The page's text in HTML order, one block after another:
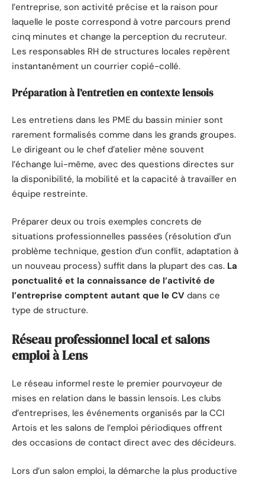
l’entreprise, son activité précise et la raison pour
laquelle le poste correspond à votre parcours prend
cinq minutes et change la perception du recruteur.
Les responsables RH de structures locales repèrent
instantanément un courrier copié-collé.
Préparation à l’entretien en contexte lensois
Les entretiens dans les PME du bassin minier sont
rarement formalisés comme dans les grands groupes.
Le dirigeant ou le chef d’atelier mène souvent
l’échange lui-même, avec des questions directes sur
la disponibilité, la mobilité et la capacité à travailler en
équipe restreinte.
Préparer deux ou trois exemples concrets de
situations professionnelles passées (résolution d’un
problème technique, gestion d’un conflit, adaptation à
un nouveau process) suffit dans la plupart des cas. La
ponctualité et la connaissance de l’activité de
l’entreprise comptent autant que le CV dans ce
type de structure.
Réseau professionnel local et salons
emploi à Lens
Le réseau informel reste le premier pourvoyeur de
mises en relation dans le bassin lensois. Les clubs
d’entreprises, les événements organisés par la CCI
Artois et les salons de l’emploi périodiques offrent
des occasions de contact direct avec des décideurs.
Lors d’un salon emploi, la démarche la plus productive